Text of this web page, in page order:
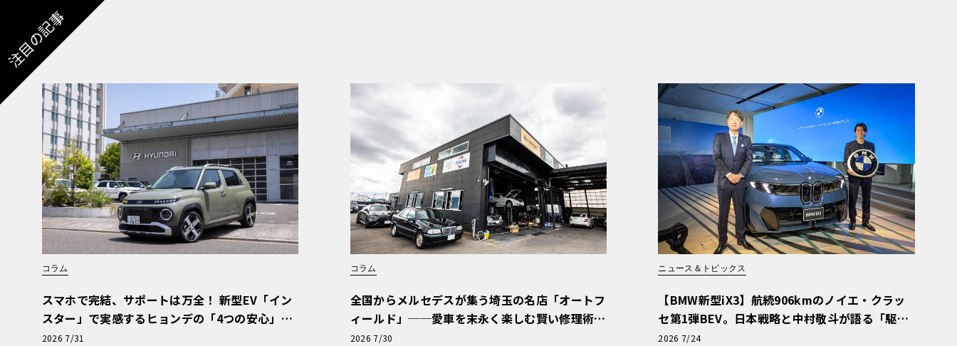
注目の記事
コラム
スマホで完結、サポートは万全！ 新型EV「イン
スター」で実感するヒョンデの「4つの安心」
【第1回・ヒョンデ6つの疑問：Why? Hyunda
2026 7/31
コラム
全国からメルセデスが集う埼玉の名店「オートフ
ィールド」──愛車を末永く楽しむ賢い修理術
と、プロがフックス製オイルを選ぶ理由〈PR〉
2026 7/30
ニュース＆トピックス
【BMW新型iX3】航続906kmのノイエ・クラッ
セ第1弾BEV。日本戦略と中村敬斗が語る「駆け
ぬける歓び」
2026 7/24